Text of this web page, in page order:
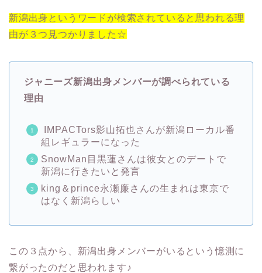
新潟出身というワードが検索されていると思われる理
由が３つ見つかりました☆
ジャニーズ新潟出身メンバーが調べられている
理由
IMPACTors影山拓也さんが新潟ローカル番
組レギュラーになった
SnowMan目黒蓮さんは彼女とのデートで
新潟に行きたいと発言
king＆prince永瀬廉さんの生まれは東京で
はなく新潟らしい
この３点から、新潟出身メンバーがいるという憶測に
繋がったのだと思われます♪